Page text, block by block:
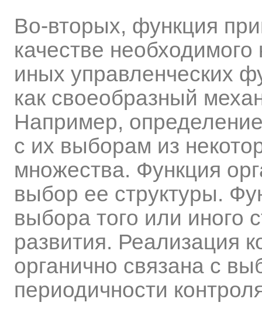
Во-вторых, функция
качестве
иных управленческих
как своеобразный
Например,
с их выборам из
множества. Функция
выбор ее структуры.
выбора того или иного
развития. Реализация
органично связана с
периодичности